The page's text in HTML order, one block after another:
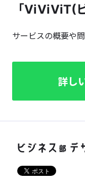
「ViViViT(
サービスの概要や
詳し